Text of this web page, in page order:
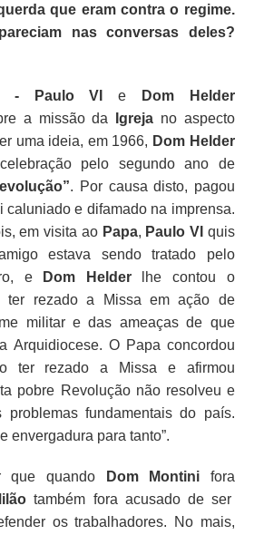
que eram contra o regime.
nas conversas deles?
- Paulo VI e
Dom Helder
a missão da
Igreja no aspecto
uma ideia, em 1966, Dom Helder
pelo segundo ano de
. Por causa disto, pagou
caluniado e difamado na imprensa.
em visita ao Papa, Paulo VI quis
estava sendo tratado pelo
e
Dom Helderlhe contou o
ter rezado a Missa em ação de
militar e das ameaças de que
Arquidiocese. O Papa concordou
ter rezado a Missa e afirmou
pobre Revolução não resolveu e
problemas fundamentais do país.
envergadura para tanto”.
que quando Dom Montini fora
também fora acusado de ser
os trabalhadores. No mais,